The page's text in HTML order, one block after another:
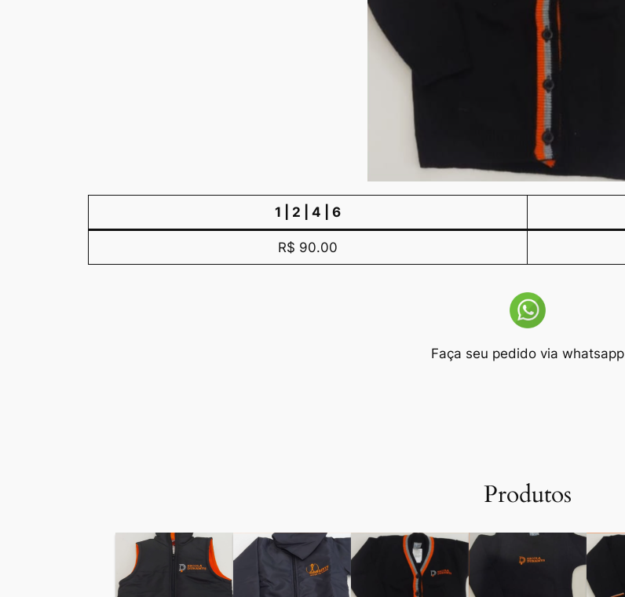
1 | 2 | 4 | 6
R$ 90.00
Faça seu pedido via whatsapp
Produtos